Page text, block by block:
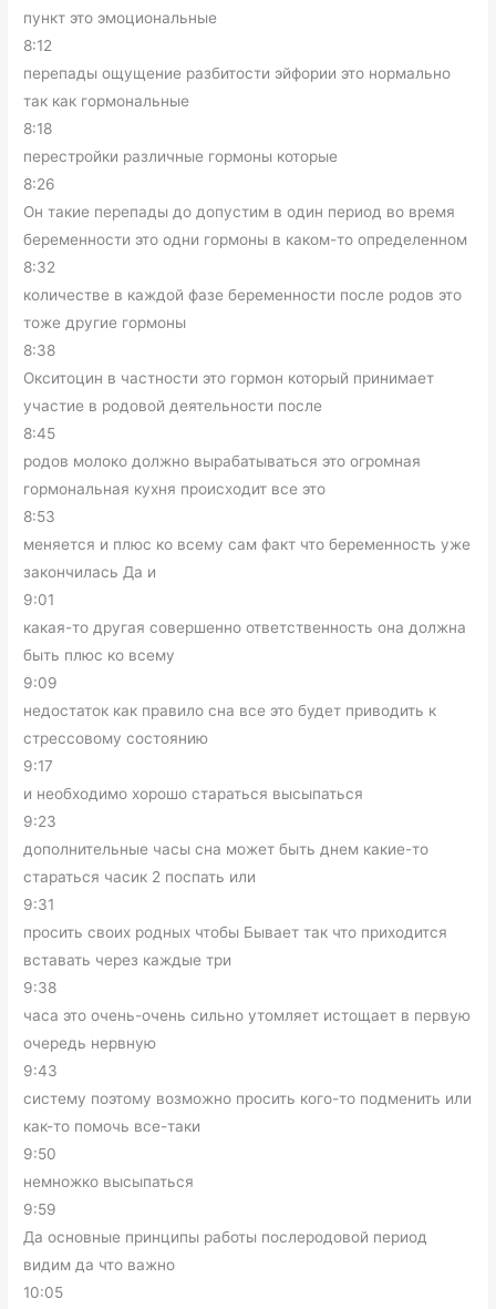
пункт это эмоциональные
8:12
перепады ощущение разбитости эйфории это нормально
так как гормональные
8:18
перестройки различные гормоны которые
8:26
Он такие перепады до допустим в один период во время
беременности это одни гормоны в каком-то определенном
8:32
количестве в каждой фазе беременности после родов это
тоже другие гормоны
8:38
Окситоцин в частности это гормон который принимает
участие в родовой деятельности после
8:45
родов молоко должно вырабатываться это огромная
гормональная кухня происходит все это
8:53
меняется и плюс ко всему сам факт что беременность уже
закончилась Да и
9:01
какая-то другая совершенно ответственность она должна
быть плюс ко всему
9:09
недостаток как правило сна все это будет приводить к
стрессовому состоянию
9:17
и необходимо хорошо стараться высыпаться
9:23
дополнительные часы сна может быть днем какие-то
стараться часик 2 поспать или
9:31
просить своих родных чтобы Бывает так что приходится
вставать через каждые три
9:38
часа это очень-очень сильно утомляет истощает в первую
очередь нервную
9:43
систему поэтому возможно просить кого-то подменить или
как-то помочь все-таки
9:50
немножко высыпаться
9:59
Да основные принципы работы послеродовой период
видим да что важно
10:05